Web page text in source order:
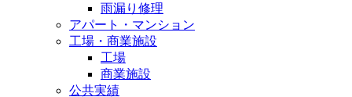
雨漏り修理
アパート・マンション
工場・商業施設
工場
商業施設
公共実績